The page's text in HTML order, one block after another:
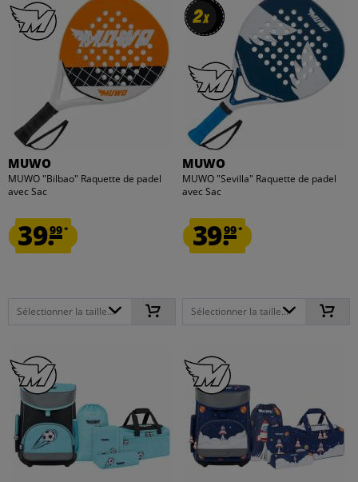
MUWO
MUWO "Bilbao" Raquette de padel
avec Sac
39.99*
Sélectionner la taille...
2x
2x
MUWO
MUWO "Sevilla" Raquette de padel
avec Sac
39.99*
Sélectionner la taille...